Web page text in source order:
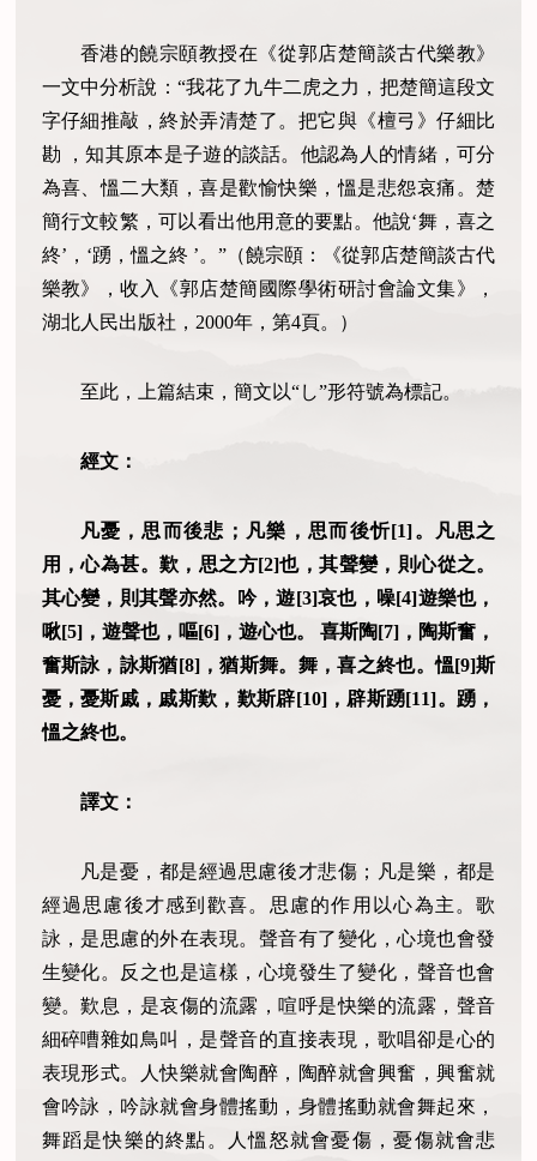
香港的饒宗頤教授在《從郭店楚簡談古代樂教》
一文中分析說：“我花了九牛二虎之力，把楚簡這段文
字仔細推敲，終於弄清楚了。把它與《檀弓》仔細比
勘 ，知其原本是子遊的談話。他認為人的情緒，可分
為喜、慍二大類，喜是歡愉快樂，慍是悲怨哀痛。楚
簡行文較繁，可以看出他用意的要點。他說‘舞，喜之
終’，‘踴，慍之終 ’。”（饒宗頤：《從郭店楚簡談古代
樂教》，收入《郭店楚簡國際學術研討會論文集》，
湖北人民出版社，2000年，第4頁。）
至此，上篇結束，簡文以“し”形符號為標記。
經文：
凡憂，思而後悲；凡樂，思而後忻[1]。凡思之
用，心為甚。歎，思之方[2]也，其聲變，則心從之。
其心變，則其聲亦然。吟，遊[3]哀也，噪[4]遊樂也，
啾[5]，遊聲也，嘔[6]，遊心也。 喜斯陶[7]，陶斯奮，
奮斯詠，詠斯猶[8]，猶斯舞。舞，喜之終也。慍[9]斯
憂，憂斯戚，戚斯歎，歎斯辟[10]，辟斯踴[11]。踴，
慍之終也。
譯文：
凡是憂，都是經過思慮後才悲傷；凡是樂，都是
經過思慮後才感到歡喜。思慮的作用以心為主。歌
詠，是思慮的外在表現。聲音有了變化，心境也會發
生變化。反之也是這樣，心境發生了變化，聲音也會
變。歎息，是哀傷的流露，喧呼是快樂的流露，聲音
細碎嘈雜如鳥叫，是聲音的直接表現，歌唱卻是心的
表現形式。人快樂就會陶醉，陶醉就會興奮，興奮就
會吟詠，吟詠就會身體搖動，身體搖動就會舞起來，
舞蹈是快樂的終點。人慍怒就會憂傷，憂傷就會悲